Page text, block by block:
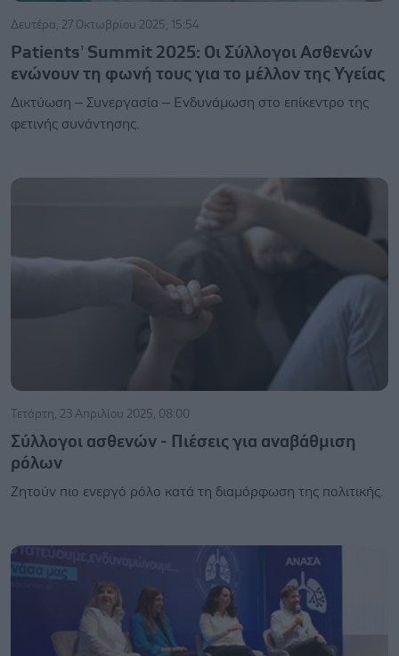
Δευτέρα, 27 Οκτωβρίου 2025, 15:54
Patients’ Summit 2025: Οι Σύλλογοι Ασθενών
ενώνουν τη φωνή τους για το μέλλον της Υγείας
Δικτύωση – Συνεργασία – Ενδυνάμωση στο επίκεντρο της
φετινής συνάντησης.
Τετάρτη, 23 Απριλίου 2025, 08:00
Σύλλογοι ασθενών - Πιέσεις για αναβάθμιση
ρόλων
Ζητούν πιο ενεργό ρόλο κατά τη διαμόρφωση της πολιτικής.